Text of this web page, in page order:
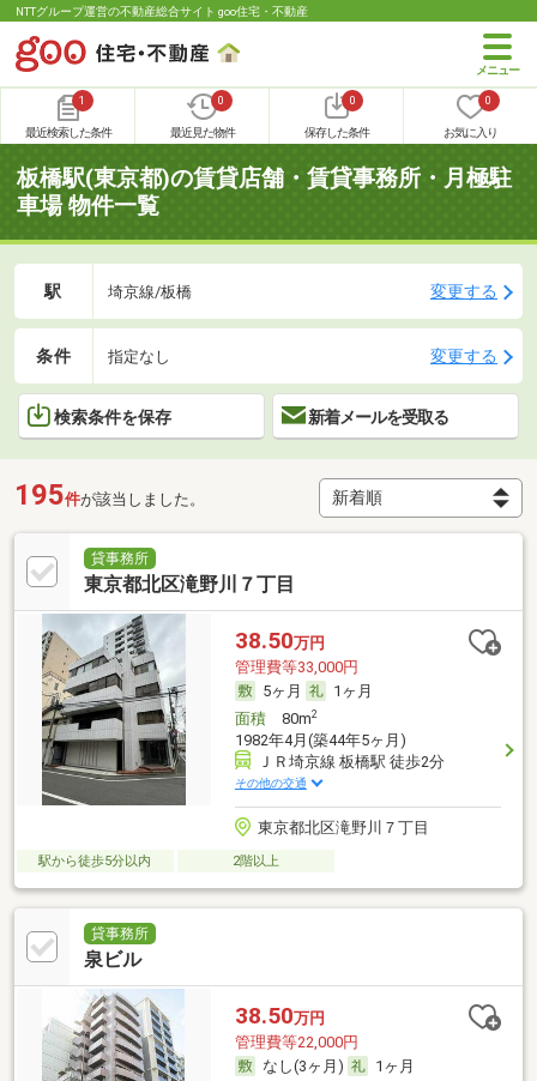
NTTグループ運営の不動産総合サイト goo住宅・不動産
1
最近検索した条件
0
最近見た物件
0
保存した条件
0
お気に入り
板橋駅(東京都)の賃貸店舗・賃貸事務所・月極駐
車場 物件一覧
駅 埼京線/板橋 変更する
条件 指定なし 変更する
検索条件を保存 新着メールを受取る
195件が該当しました。
貸事務所
東京都北区滝野川７丁目
38.50万円
管理費等33,000円
5ヶ月
1ヶ月
面積80m2
1982年4月(築44年5ヶ月)
ＪＲ埼京線 板橋駅 徒歩2分
その他の交通
東京都北区滝野川７丁目
駅から徒歩5分以内 2階以上
貸事務所
泉ビル
38.50万円
管理費等22,000円
なし(3ヶ月)
1ヶ月